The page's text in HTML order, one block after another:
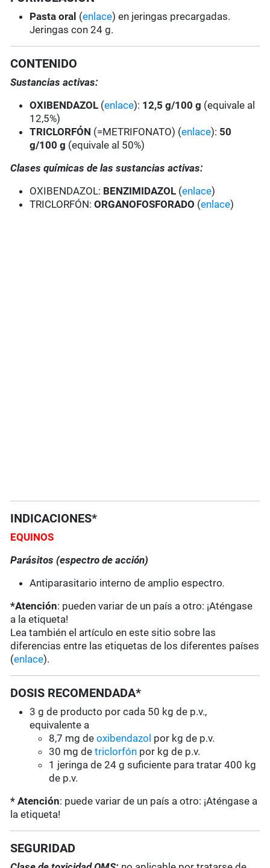
Pasta oral (enlace) en jeringas precargadas.
Jeringas con 24 g.
CONTENIDO
Sustancias activas:
OXIBENDAZOL (enlace): 12,5 g/100 g (equivale al
12,5%)
TRICLORFÓN (=METRIFONATO) (enlace): 50
g/100 g (equivale al 50%)
Clases químicas de las sustancias activas:
OXIBENDAZOL: BENZIMIDAZOL (enlace)
TRICLORFÓN:ORGANOFOSFORADO (enlace)
INDICACIONES*
EQUINOS
Parásitos (espectro de acción)
Antiparasitario interno de amplio espectro.
*Atención: pueden variar de un país a otro: ¡Aténgase
a la etiqueta!
Lea también el artículo en este sitio sobre las
diferencias entre las etiquetas de los diferentes países
(enlace).
DOSIS RECOMENDADA*
3 g de producto por cada 50 kg de p.v.,
equivalente a
8,7 mg deoxibendazol por kg de p.v.
30 mg detriclorfón por kg de p.v.
1 jeringa de 24 g suficiente para tratar 400 kg
de p.v.
* Atención: puede variar de un país a otro: ¡Aténgase a
la etiqueta!
SEGURIDAD